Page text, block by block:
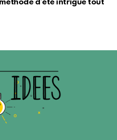
d’été intrigue tout